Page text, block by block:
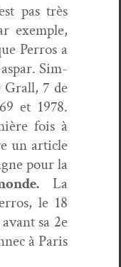
pas très
exem­ple,
Per­ros a
Sim­
Grall, 7 de
et 1978.
fois à
un arti­cle
pour la
La
le 18
sa 2e
à Paris